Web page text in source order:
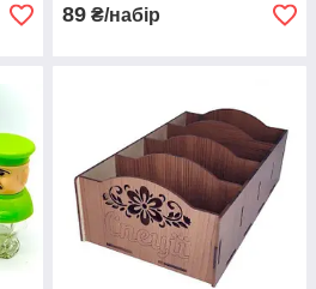
89 ₴/набір